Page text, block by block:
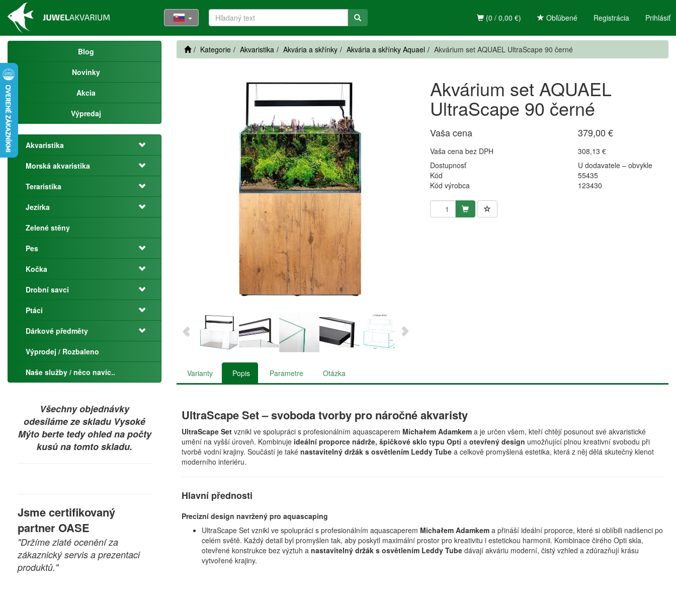
Registrácia Prihlásiť
(0 / 0,00 €) Obľúbené
Blog
Novinky
Akcia
Výpredaj
Akvaristika
Morská akvaristika
Teraristika
Jezírka
Zelené stěny
Pes
Kočka
Drobní savci
Ptáci
Dárkové předměty
Výprodej / Rozbaleno
Naše služby / něco navíc..
Všechny objednávky
odesíláme ze skladu Vysoké
Mýto berte tedy ohled na počty
kusů na tomto skladu.
Jsme certifikovaný
partner OASE
"Držíme zlaté ocenění za
zákaznický servis a prezentaci
produktů."
Kategorie Akvaristika Akvária a skřínky Akvária a skřínky Aquael Akvárium set AQUAEL UltraScape 90 černé
Akvárium set AQUAEL
UltraScape 90 černé
Vaša cena 379,00 €
Vaša cena bez DPH
308,13 €
Dostupnosť
U dodavatele – obvykle
Kód
55435
Kód výrobca
123430
Varianty Popis Parametre Otázka
UltraScape Set – svoboda tvorby pro náročné akvaristy
UltraScape Set vznikl ve spolupráci s profesionálním aquascaperem Michałem Adamkem a je určen všem, kteří chtějí posunout své akvaristické
umění na vyšší úroveň. Kombinuje ideální proporce nádrže, špičkové sklo typu Opti a otevřený design umožňující plnou kreativní svobodu při
tvorbě vodní krajiny. Součástí je také nastavitelný držák s osvětlením Leddy Tube a celkově promyšlená estetika, která z něj dělá skutečný klenot
moderního interiéru.
Hlavní přednosti
Precizní design navržený pro aquascaping
UltraScape Set vznikl ve spolupráci s profesionálním aquascaperem Michałem Adamkem a přináší ideální proporce, které si oblíbili nadšenci po
celém světě. Každý detail byl promyšlen tak, aby poskytl maximální prostor pro kreativitu i estetickou harmonii. Kombinace čirého Opti skla,
otevřené konstrukce bez výztuh a nastavitelný držák s osvětlením Leddy Tube dávají akváriu moderní, čistý vzhled a zdůrazňují krásu
vytvořené krajiny.